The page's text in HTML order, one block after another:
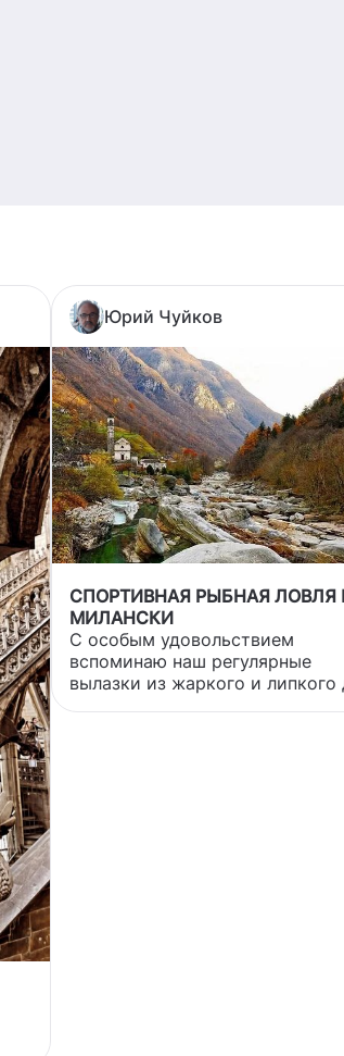
Юрий Чуйков
СПОРТИВНАЯ РЫБНАЯ ЛОВЛЯ
МИЛАНСКИ
С особым удовольствием
вспоминаю наш регулярные
вылазки из жаркого и липкого